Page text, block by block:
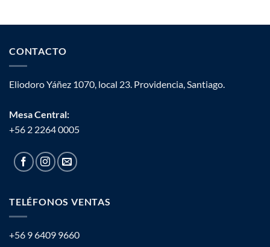
CONTACTO
Eliodoro Yáñez 1070, local 23. Providencia, Santiago.
Mesa Central:
+56 2 2264 0005
TELÉFONOS VENTAS
+56 9 6409 9660